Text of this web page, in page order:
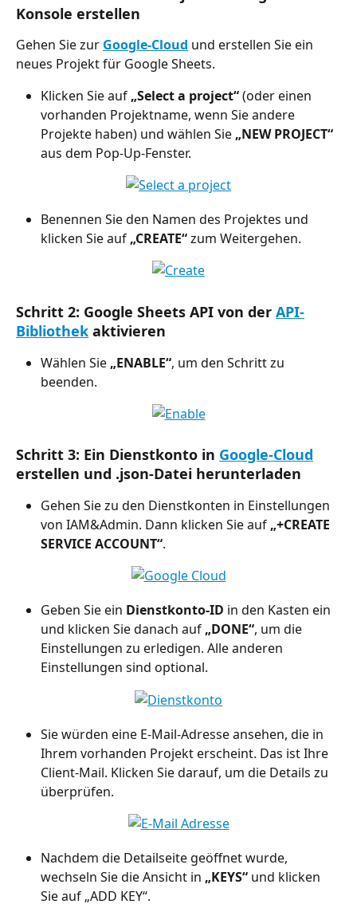
Konsole erstellen
Gehen Sie zur Google-Cloud und erstellen Sie ein
neues Projekt für Google Sheets.
Klicken Sie auf „Select a project“ (oder einen
vorhanden Projektname, wenn Sie andere
Projekte haben) und wählen Sie „NEW PROJECT“
aus dem Pop-Up-Fenster.
Benennen Sie den Namen des Projektes und
klicken Sie auf „CREATE“ zum Weitergehen.
Schritt 2: Google Sheets API von der API-
Bibliothek aktivieren
Wählen Sie „ENABLE“, um den Schritt zu
beenden.
Schritt 3: Ein Dienstkonto in Google-Cloud
erstellen und .json-Datei herunterladen
Gehen Sie zu den Dienstkonten in Einstellungen
von IAM&Admin. Dann klicken Sie auf „+CREATE
SERVICE ACCOUNT“.
Geben Sie ein Dienstkonto-ID in den Kasten ein
und klicken Sie danach auf „DONE“, um die
Einstellungen zu erledigen. Alle anderen
Einstellungen sind optional.
Sie würden eine E-Mail-Adresse ansehen, die in
Ihrem vorhanden Projekt erscheint. Das ist Ihre
Client-Mail. Klicken Sie darauf, um die Details zu
überprüfen.
Nachdem die Detailseite geöffnet wurde,
wechseln Sie die Ansicht in „KEYS“ und klicken
Sie auf „ADD KEY“.